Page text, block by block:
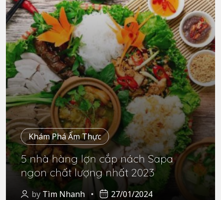
Khám Phá Ẩm Thực
5 nhà hàng lợn cắp nách Sapa
ngon chất lượng nhất 2023
by Tìm Nhanh 27/01/2024